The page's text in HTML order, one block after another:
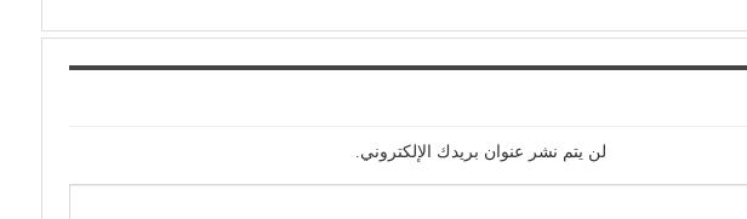
لن يتم نشر عنوان بريدك الإلكتروني.